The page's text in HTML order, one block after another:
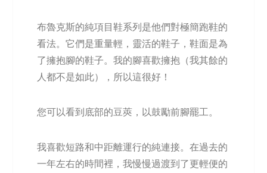
布魯克斯的純項目鞋系列是他們對極簡跑鞋的
看法。它們是重量輕，靈活的鞋子，鞋面是為
了擁抱腳的鞋子。我的腳喜歡擁抱（我其餘的
人都不是如此），所以這很好！
您可以看到底部的豆莢，以鼓勵前腳罷工。
我喜歡短路和中距離運行的純連接。在過去的
一年左右的時間裡，我慢慢過渡到了更輕便的